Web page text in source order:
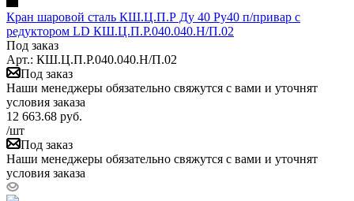
Кран шаровой сталь КШ.Ц.П.Р Ду 40 Ру40 п/привар с
редуктором LD КШ.Ц.П.Р.040.040.Н/П.02
Под заказ
Арт.: КШ.Ц.П.Р.040.040.Н/П.02
Под заказ
Наши менеджеры обязательно свяжутся с вами и уточнят
условия заказа
12 663.68 руб.
/шт
Под заказ
Наши менеджеры обязательно свяжутся с вами и уточнят
условия заказа